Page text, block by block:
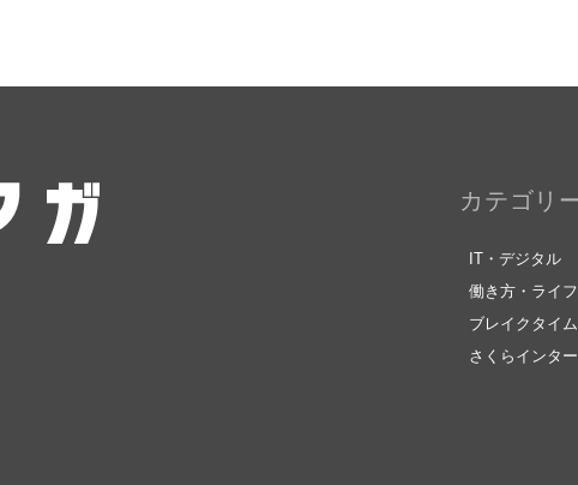
カテゴリ
IT・デジタル
働き方・ライ
ブレイクタイム
さくらインタ